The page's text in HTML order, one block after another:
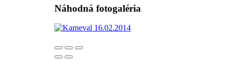
Náhodná fotogaléria